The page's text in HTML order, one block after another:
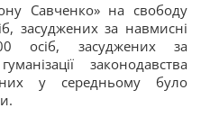
Савченко» на свободу
засуджених за навмисні
осіб, засуджених за
законодавства
у середньому було